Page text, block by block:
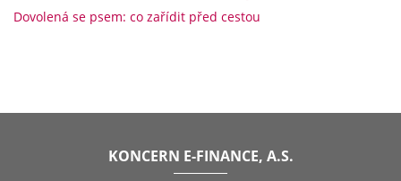
Dovolená se psem: co zařídit před cestou
KONCERN E-FINANCE, A.S.